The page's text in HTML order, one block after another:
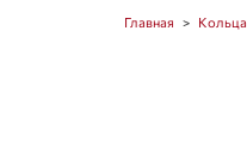
Главная > Кольца